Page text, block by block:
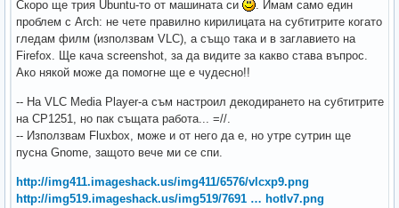
Скоро ще трия Ubuntu-то от машината си
. Имам само един
проблем с Arch: не чете правилно кирилицата на субтитрите когато
гледам филм (използвам VLC), а също така и в заглавието на
Firefox. Ще кача screenshot, за да видите за какво става въпрос.
Ако някой може да помогне ще е чудесно!!
-- На VLC Media Player-а съм настроил декодирането на субтитрите
на CP1251, но пак същата работа... =//.
-- Използвам Fluxbox, може и от него да е, но утре сутрин ще
пусна Gnome, защото вече ми се спи.
http://img411.imageshack.us/img411/6576/vlcxp9.png
http://img519.imageshack.us/img519/7691 … hotlv7.png